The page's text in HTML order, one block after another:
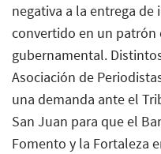
negativa a la entrega
convertido en un
gubernamental.
Asociación de
una demanda ante el
San Juan para que el
Fomento y la Fortaleza